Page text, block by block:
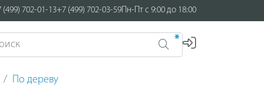
(499) 702-01-13+7 (499) 702-03-59Пн-Пт с 9:00 до 18:00
*
По дереву